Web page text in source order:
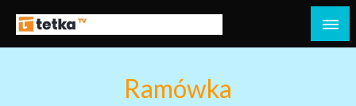
treściTv Tetka Tczew
Tetka Tczew – Twoja lokalna telewizja!
Ramówka